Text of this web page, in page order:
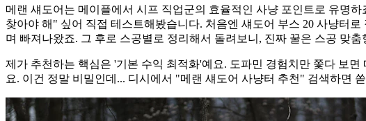
메랜 섀도어는 메이플에서 시프 직업군의 효율적인 사냥 포인트로 유명
찾아야 해" 싶어 직접 테스트해봤습니다. 처음엔 섀도어 부스 20 사냥터
며 빠져나왔죠. 그 후로 스공별로 정리해서 돌려보니, 진짜 꿀은 스공 맞춤
제가 추천하는 핵심은 '기본 수익 최적화'예요. 도파민 경험치만 쫓다 보
요. 이건 정말 비밀인데... 디시에서 "메랜 섀도어 사냥터 추천" 검색하면